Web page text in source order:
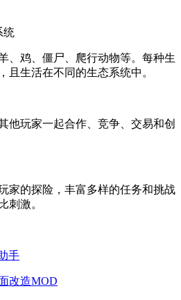
统
、鸡、僵尸、爬行动物等。每种生
且生活在不同的生态系统中。
他玩家一起合作、竞争、交易和创
家的探险，丰富多样的任务和挑战
刺激。
手
改造MOD